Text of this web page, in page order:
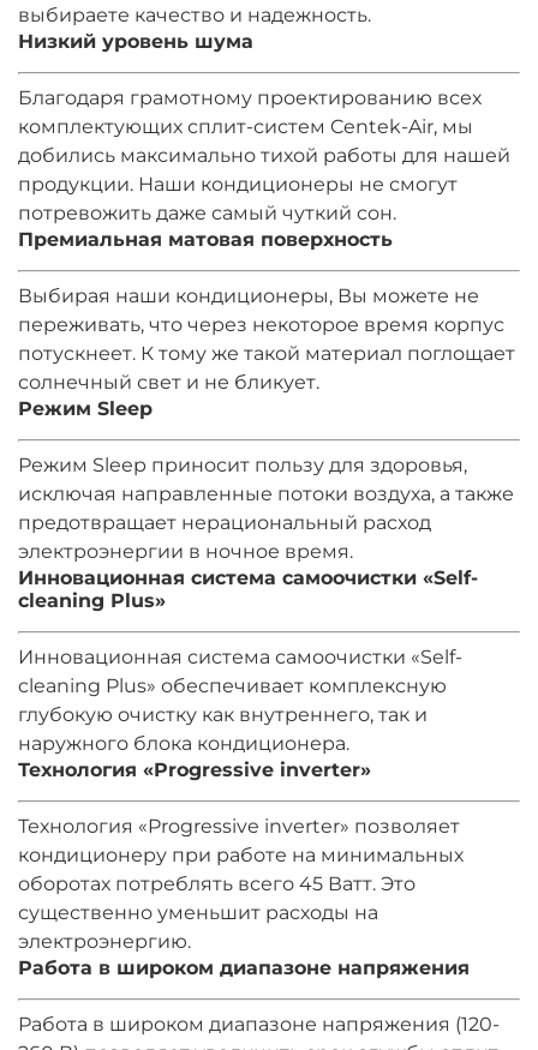
выбираете качество и надежность.
Низкий уровень шума
Благодаря грамотному проектированию всех
комплектующих сплит-систем Centek-Air, мы
добились максимально тихой работы для нашей
продукции. Наши кондиционеры не смогут
потревожить даже самый чуткий сон.
Премиальная матовая поверхность
Выбирая наши кондиционеры, Вы можете не
переживать, что через некоторое время корпус
потускнеет. К тому же такой материал поглощает
солнечный свет и не бликует.
Режим Sleep
Режим Sleep приносит пользу для здоровья,
исключая направленные потоки воздуха, а также
предотвращает нерациональный расход
электроэнергии в ночное время.
Инновационная система самоочистки «Self-
cleaning Plus»
Инновационная система самоочистки «Self-
cleaning Plus» обеспечивает комплексную
глубокую очистку как внутреннего, так и
наружного блока кондиционера.
Технология «Progressive inverter»
Технология «Progressive inverter» позволяет
кондиционеру при работе на минимальных
оборотах потреблять всего 45 Ватт. Это
существенно уменьшит расходы на
электроэнергию.
Работа в широком диапазоне напряжения
Работа в широком диапазоне напряжения (120-